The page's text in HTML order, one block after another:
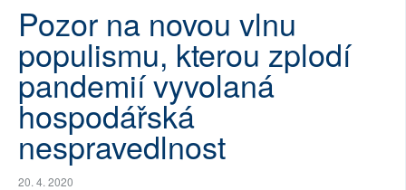
ARCHIV
ROZHOVORY
TÉMATA
NEJČTENĚJŠÍ ZA 7 DNÍ
AUTOŘI
Pozor na novou vlnu
populismu, kterou zplodí
pandemií vyvolaná
hospodářská
nespravedlnost
20. 4. 2020